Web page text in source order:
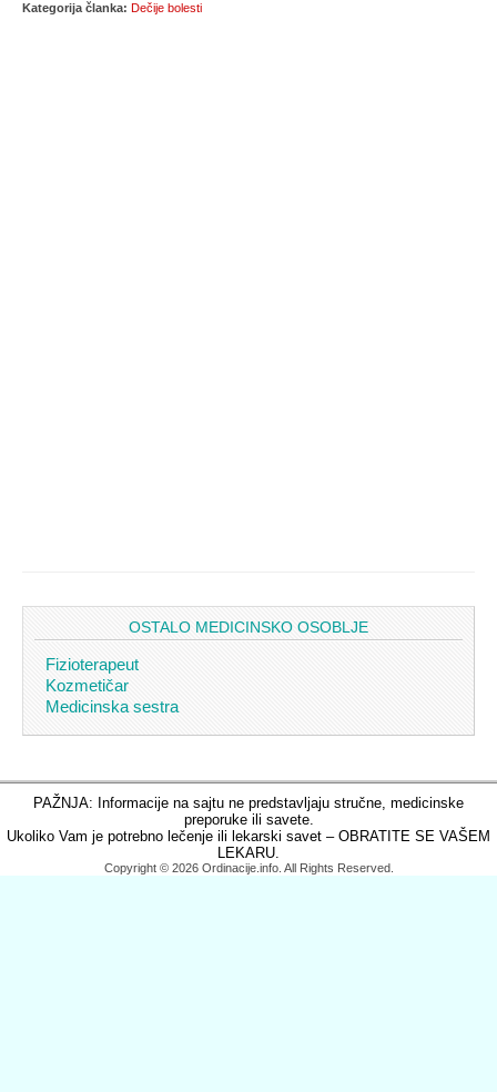
Kategorija članka: Dečije bolesti
OSTALO MEDICINSKO OSOBLJE
Fizioterapeut
Kozmetičar
Medicinska sestra
PAŽNJA: Informacije na sajtu ne predstavljaju stručne, medicinske
preporuke ili savete.
Ukoliko Vam je potrebno lečenje ili lekarski savet – OBRATITE SE VAŠEM
LEKARU.
Copyright © 2026 Ordinacije.info. All Rights Reserved.